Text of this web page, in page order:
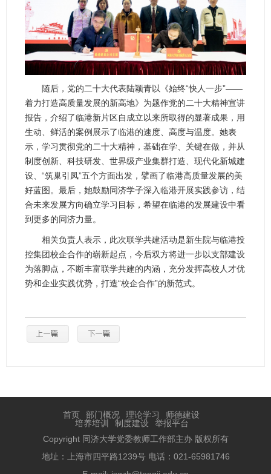
随后，党的二十大代表陆颖青以《始终“快人一步”——
着力打造高质量发展的新高地》为题作党的二十大精神宣讲
报告，介绍了临港新片区自成立以来所取得的显著成果，用
生动、鲜活的案例展示了临港的速度、高度与温度。她表
示，学习贯彻党的二十大精神，基础在学、关键在做，并从
制度创新、科技研发、世界级产业集群打造、现代化新城建
设、“筑巢引凤”五个方面出发，擘画了临港高质量发展的美
好蓝图。最后，她鼓励同济学子深入临港开展实践参访，结
合未来发展方向确立学习目标，希望在临港的发展建设中看
到更多的同济力量。
相关负责人表示，此次联学共建活动是新生院与临港投
控集团校企合作的崭新起点，今后双方将进一步以支部建设
为落脚点，不断丰富联学共建的内涵，充分发挥高校人才优
势和企业实践优势，打造“校企合作”的新范式。
首页 部门概况 理论学习
师德建设
培养培训
制度建设
举报平台
Copyright 同济大学党委教师工作部主办 版权所有
地址：上海市四平路1239号 电话：021-65981746